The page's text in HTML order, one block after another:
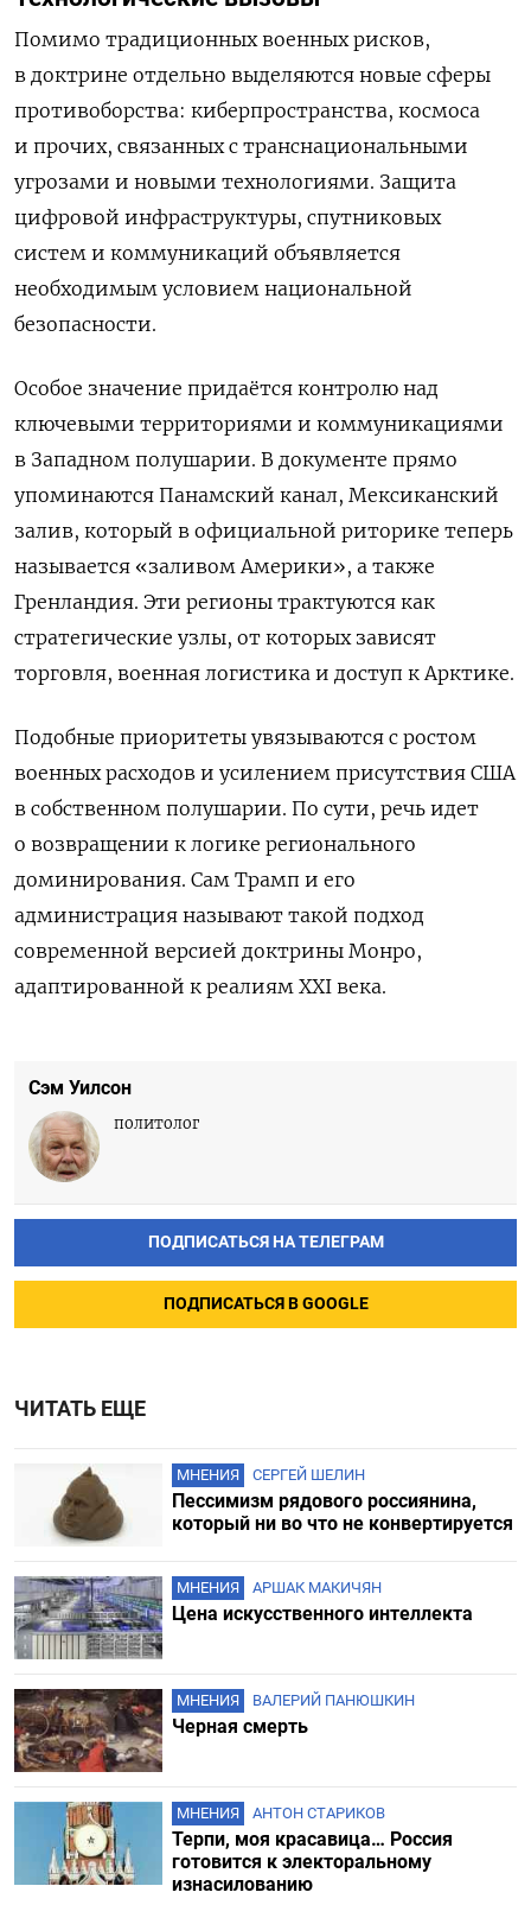
Помимо традиционных военных рисков,
в доктрине отдельно выделяются новые сферы
противоборства: киберпространства, космоса
и прочих, связанных с транснациональными
угрозами и новыми технологиями. Защита
цифровой инфраструктуры, спутниковых
систем и коммуникаций объявляется
необходимым условием национальной
безопасности.
Особое значение придаётся контролю над
ключевыми территориями и коммуникациями
в Западном полушарии. В документе прямо
упоминаются Панамский канал, Мексиканский
залив, который в официальной риторике теперь
называется «заливом Америки», а также
Гренландия. Эти регионы трактуются как
стратегические узлы, от которых зависят
торговля, военная логистика и доступ к Арктике.
Подобные приоритеты увязываются с ростом
военных расходов и усилением присутствия США
в собственном полушарии. По сути, речь идет
о возвращении к логике регионального
доминирования. Сам Трамп и его
администрация называют такой подход
современной версией доктрины Монро,
адаптированной к реалиям XXI века.
Сэм Уилсон
политолог
ПОДПИСАТЬСЯ НА ТЕЛЕГРАМ
ПОДПИСАТЬСЯ В GOOGLE
ЧИТАТЬ ЕЩЕ
МНЕНИЯ СЕРГЕЙ ШЕЛИН
Пессимизм рядового россиянина,
который ни во что не конвертируется
МНЕНИЯ АРШАК МАКИЧЯН
Цена искусственного интеллекта
МНЕНИЯ ВАЛЕРИЙ ПАНЮШКИН
Черная смерть
МНЕНИЯ АНТОН СТАРИКОВ
Терпи, моя красавица… Россия
готовится к электоральному
изнасилованию